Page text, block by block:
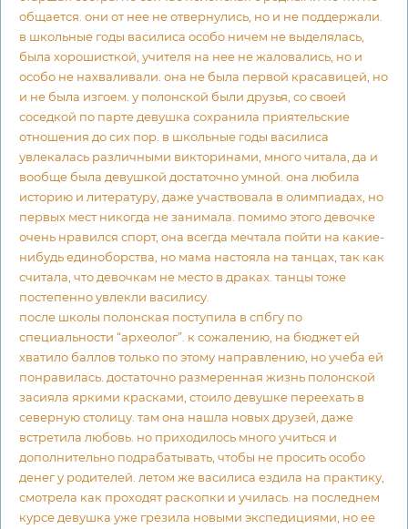
общается. они от нее не отвернулись, но и не поддержали.
в школьные годы василиса особо ничем не выделялась,
была хорошисткой, учителя на нее не жаловались, но и
особо не нахваливали. она не была первой красавицей, но
и не была изгоем. у полонской были друзья, со своей
соседкой по парте девушка сохранила приятельские
отношения до сих пор. в школьные годы василиса
увлекалась различными викторинами, много читала, да и
вообще была девушкой достаточно умной. она любила
историю и литературу, даже участвовала в олимпиадах, но
первых мест никогда не занимала. помимо этого девочке
очень нравился спорт, она всегда мечтала пойти на какие-
нибудь единоборства, но мама настояла на танцах, так как
считала, что девочкам не место в драках. танцы тоже
постепенно увлекли василису.
после школы полонская поступила в спбгу по
специальности “археолог”. к сожалению, на бюджет ей
хватило баллов только по этому направлению, но учеба ей
понравилась. достаточно размеренная жизнь полонской
засияла яркими красками, стоило девушке переехать в
северную столицу. там она нашла новых друзей, даже
встретила любовь. но приходилось много учиться и
дополнительно подрабатывать, чтобы не просить особо
денег у родителей. летом же василиса ездила на практику,
смотрела как проходят раскопки и училась. на последнем
курсе девушка уже грезила новыми экспедициями, но ее